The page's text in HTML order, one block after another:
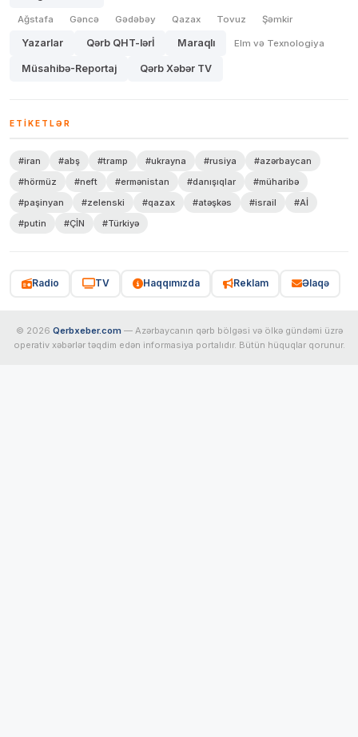
Ağstafa Gəncə Gədəbəy Qazax Tovuz Şəmkir
Yazarlar Qərb QHT-lərİ Maraqlı Elm və Texnologiya
Müsahibə-Reportaj Qərb Xəbər TV
ETIKETLƏR
#iran #abş #tramp #ukrayna #rusiya
#azərbaycan
#hörmüz
#neft #ermənistan #danışıqlar
#müharibə
#paşinyan
#zelenski #qazax #atəşkəs #israil
#Aİ
#putin
#ÇİN #Türkiyə
Radio TV Haqqımızda Reklam Əlaqə
© 2026 Qerbxeber.com — Azərbaycanın qərb bölgəsi və ölkə gündəmi üzrə
operativ xəbərlər təqdim edən informasiya portalıdır. Bütün hüquqlar qorunur.